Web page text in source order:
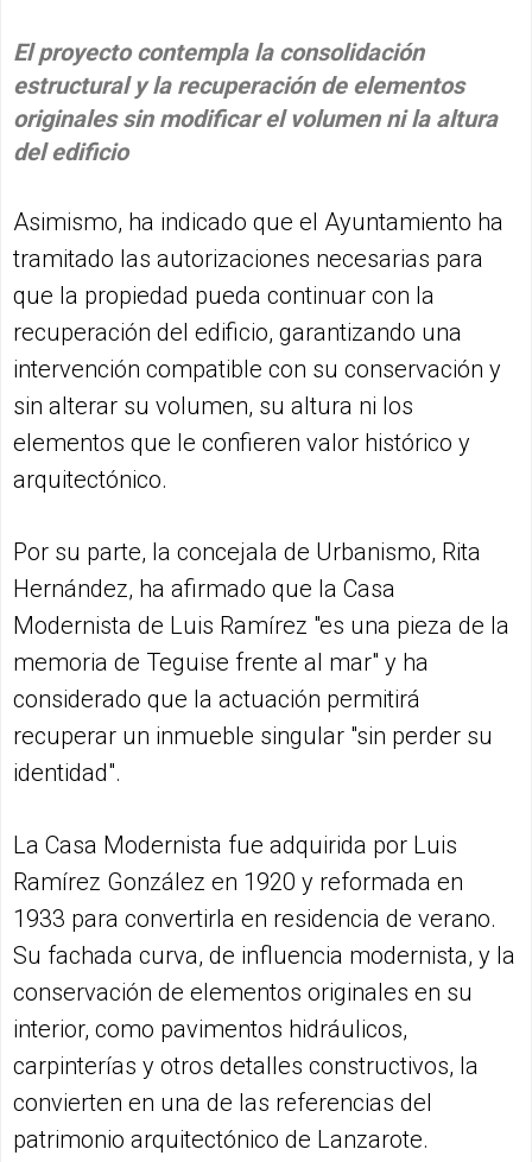
El proyecto contempla la consolidación
estructural y la recuperación de elementos
originales sin modificar el volumen ni la altura
del edificio
Asimismo, ha indicado que el Ayuntamiento ha
tramitado las autorizaciones necesarias para
que la propiedad pueda continuar con la
recuperación del edificio, garantizando una
intervención compatible con su conservación y
sin alterar su volumen, su altura ni los
elementos que le confieren valor histórico y
arquitectónico.
Por su parte, la concejala de Urbanismo, Rita
Hernández, ha afirmado que la Casa
Modernista de Luis Ramírez "es una pieza de la
memoria de Teguise frente al mar" y ha
considerado que la actuación permitirá
recuperar un inmueble singular "sin perder su
identidad".
La Casa Modernista fue adquirida por Luis
Ramírez González en 1920 y reformada en
1933 para convertirla en residencia de verano.
Su fachada curva, de influencia modernista, y la
conservación de elementos originales en su
interior, como pavimentos hidráulicos,
carpinterías y otros detalles constructivos, la
convierten en una de las referencias del
patrimonio arquitectónico de Lanzarote.